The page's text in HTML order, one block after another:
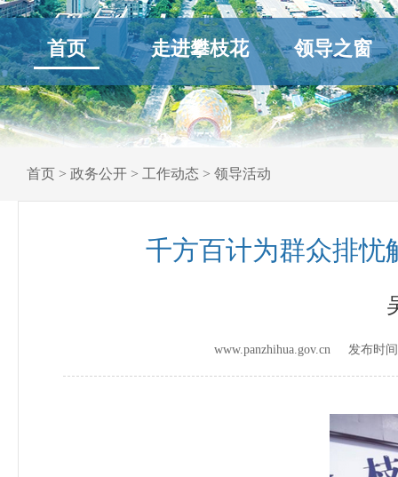
首页 走进攀枝花 领导之窗
首页 > 政务公开 > 工作动态 > 领导活动
千方百计为群众排忧
www.panzhihua.gov.cn 发布时